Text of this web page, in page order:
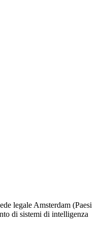
legale Amsterdam (Paesi
di sistemi di intelligenza